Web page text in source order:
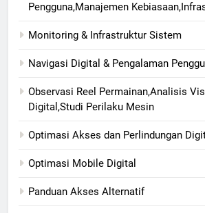
Pengguna,Manajemen
Monitoring & Infrastruktur Sistem
Navigasi Digital & Pengalaman
Observasi Reel Permainan,Analisis
Digital,Studi Perilaku Mesin
Optimasi Akses dan Perlindungan
Optimasi Mobile Digital
Panduan Akses Alternatif